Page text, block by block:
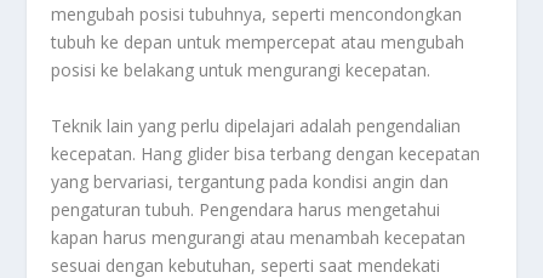
mengubah posisi tubuhnya, seperti mencondongkan
tubuh ke depan untuk mempercepat atau mengubah
posisi ke belakang untuk mengurangi kecepatan.
Teknik lain yang perlu dipelajari adalah pengendalian
kecepatan. Hang glider bisa terbang dengan kecepatan
yang bervariasi, tergantung pada kondisi angin dan
pengaturan tubuh. Pengendara harus mengetahui
kapan harus mengurangi atau menambah kecepatan
sesuai dengan kebutuhan, seperti saat mendekati